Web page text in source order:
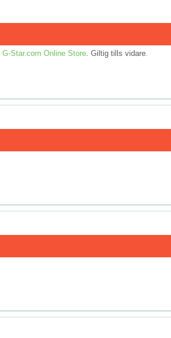
G-Star.com Online Store . Giltig tills vidare.